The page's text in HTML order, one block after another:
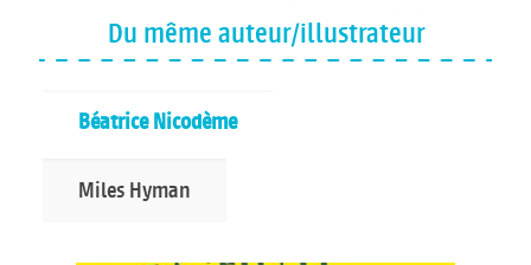
Du même auteur/illustrateur
Béatrice Nicodème
Miles Hyman